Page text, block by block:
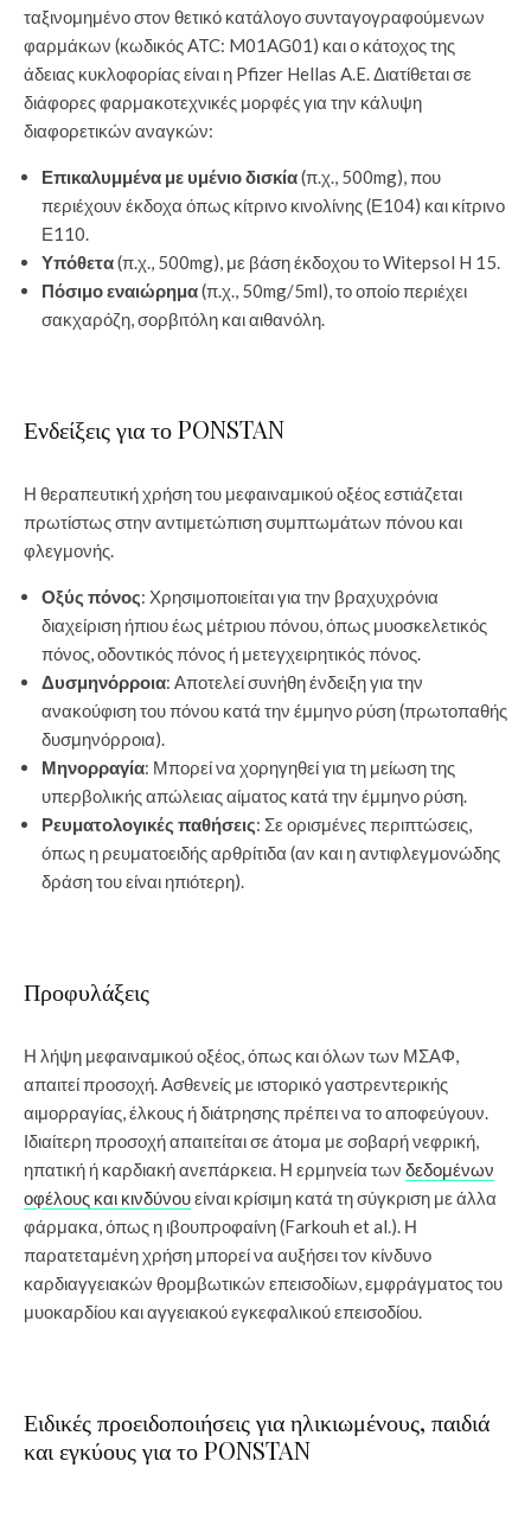
ταξινομημένο στον θετικό κατάλογο συνταγογραφούμενων
φαρμάκων (κωδικός ATC: M01AG01) και ο κάτοχος της
άδειας κυκλοφορίας είναι η Pfizer Hellas A.E. Διατίθεται σε
διάφορες φαρμακοτεχνικές μορφές για την κάλυψη
διαφορετικών αναγκών:
Επικαλυμμένα με υμένιο δισκία(π.χ., 500mg), που
περιέχουν έκδοχα όπως κίτρινο κινολίνης (Ε104) και κίτρινο
Ε110.
Υπόθετα(π.χ., 500mg), με βάση έκδοχου το Witepsol H 15.
Πόσιμο εναιώρημα(π.χ., 50mg/5ml), το οποίο περιέχει
σακχαρόζη, σορβιτόλη και αιθανόλη.
Ενδείξεις για το PONSTAN
Η θεραπευτική χρήση του μεφαιναμικού οξέος εστιάζεται
πρωτίστως στην αντιμετώπιση συμπτωμάτων πόνου και
φλεγμονής.
Οξύς πόνος: Χρησιμοποιείται για την βραχυχρόνια
διαχείριση ήπιου έως μέτριου πόνου, όπως μυοσκελετικός
πόνος, οδοντικός πόνος ή μετεγχειρητικός πόνος.
Δυσμηνόρροια: Αποτελεί συνήθη ένδειξη για την
ανακούφιση του πόνου κατά την έμμηνο ρύση (πρωτοπαθής
δυσμηνόρροια).
Μηνορραγία: Μπορεί να χορηγηθεί για τη μείωση της
υπερβολικής απώλειας αίματος κατά την έμμηνο ρύση.
Ρευματολογικές παθήσεις: Σε ορισμένες περιπτώσεις,
όπως η ρευματοειδής αρθρίτιδα (αν και η αντιφλεγμονώδης
δράση του είναι ηπιότερη).
Προφυλάξεις
Η λήψη μεφαιναμικού οξέος, όπως και όλων των ΜΣΑΦ,
απαιτεί προσοχή. Ασθενείς με ιστορικό γαστρεντερικής
αιμορραγίας, έλκους ή διάτρησης πρέπει να το αποφεύγουν.
Ιδιαίτερη προσοχή απαιτείται σε άτομα με σοβαρή νεφρική,
ηπατική ή καρδιακή ανεπάρκεια. Η ερμηνεία των δεδομένων
οφέλους και κινδύνουείναι κρίσιμη κατά τη σύγκριση με άλλα
φάρμακα, όπως η ιβουπροφαίνη (Farkouh et al.). Η
παρατεταμένη χρήση μπορεί να αυξήσει τον κίνδυνο
καρδιαγγειακών θρομβωτικών επεισοδίων, εμφράγματος του
μυοκαρδίου και αγγειακού εγκεφαλικού επεισοδίου.
Ειδικές προειδοποιήσεις για ηλικιωμένους, παιδιά
και εγκύους για το PONSTAN